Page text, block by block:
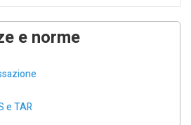
e norme
e TAR